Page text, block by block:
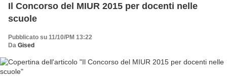
Il Concorso del MIUR 2015 per docenti nelle
scuole
Pubblicato su 11/10/PM 13:22
Da Gised